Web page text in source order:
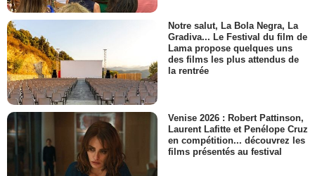
Notre salut, La Bola Negra, La
Gradiva... Le Festival du film de
Lama propose quelques uns
des films les plus attendus de
la rentrée
Venise 2026 : Robert Pattinson,
Laurent Lafitte et Penélope Cruz
en compétition... découvrez les
films présentés au festival